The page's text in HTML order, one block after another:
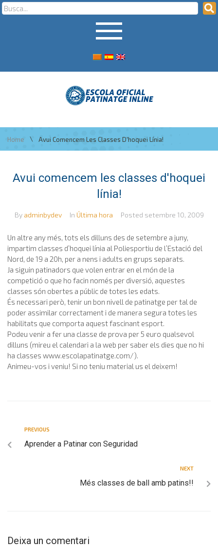
Home \ Avui Comencem Les Classes D'hoquei Línia!
Avui comencem les classes d'hoquei
línia!
By adminbydev In Última hora Posted setembre 10, 2009
Un altre any més, tots els dilluns des de setembre a juny,
impartim classes d’hoquei línia al Poliesportiu de l’Estació del
Nord, de 19 a 20h, per a nens i adults en grups separats.
Ja siguin patinadors que volen entrar en el món de la
competició o que ho facin només per diversió, aquestes
classes són obertes a públic de totes les edats.
És necessari però, tenir un bon nivell de patinatge per tal de
poder assimilar correctament i de manera segura totes les
habilitats que comporta aquest fascinant esport.
Podeu venir a fer una classe de prova per 5 euro qualsevol
dilluns (mireu el calendari a la web per saber els dies que no hi
ha classes www.escolapatinatge.com/).
Animeu-vos i veniu! Si no teniu material us el deixem!
PREVIOUS
Aprender a Patinar con Seguridad
NEXT
Més classes de ball amb patins!!
Deixa un comentari